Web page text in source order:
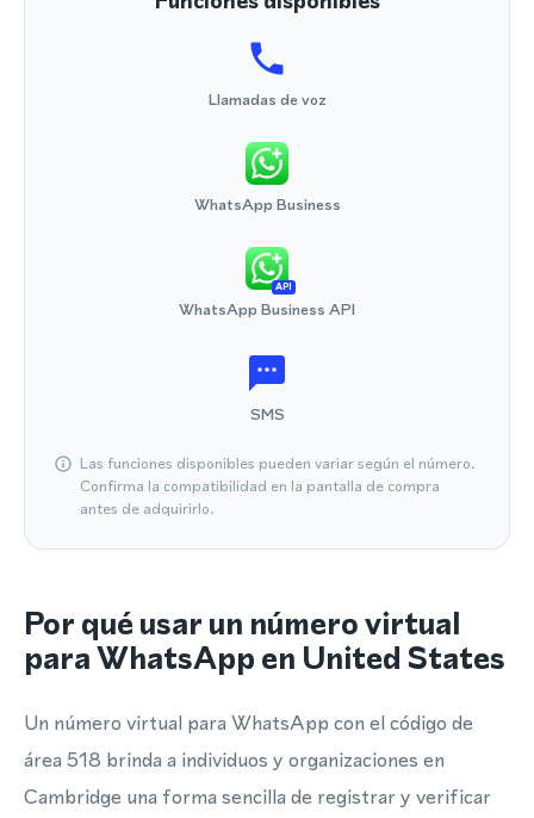
Llamadas de voz
WhatsApp Business
API
WhatsApp Business API
SMS
Las funciones disponibles pueden variar según el número.
Confirma la compatibilidad en la pantalla de compra
antes de adquirirlo.
Por qué usar un número virtual
para WhatsApp en United States
Un número virtual para WhatsApp con el código de
área 518 brinda a individuos y organizaciones en
Cambridge una forma sencilla de registrar y verificar